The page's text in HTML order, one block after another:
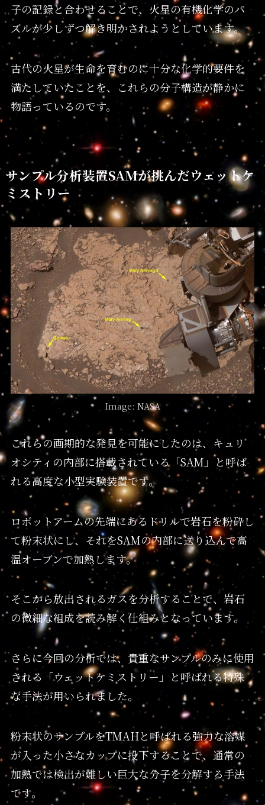
子の記録と合わせることで、火星の有機化学のパ
ズルが少しずつ解き明かされようとしています。
古代の火星が生命を育むのに十分な化学的要件を
満たしていたことを、これらの分子構造が静かに
物語っているのです。
サンプル分析装置SAMが挑んだウェットケ
ミストリー
Image: NASA
これらの画期的な発見を可能にしたのは、キュリ
オシティの内部に搭載されている「SAM」と呼ば
れる高度な小型実験装置です。
ロボットアームの先端にあるドリルで岩石を粉砕し
て粉末状にし、それをSAMの内部に送り込んで高
温オーブンで加熱します。
そこから放出されるガスを分析することで、岩石
の微細な組成を読み解く仕組みとなっています。
さらに今回の分析では、貴重なサンプルのみに使用
される「ウェットケミストリー」と呼ばれる特殊
な手法が用いられました。
粉末状のサンプルをTMAHと呼ばれる強力な溶媒
が入った小さなカップに投下することで、通常の
加熱では検出が難しい巨大な分子を分解する手法
です。